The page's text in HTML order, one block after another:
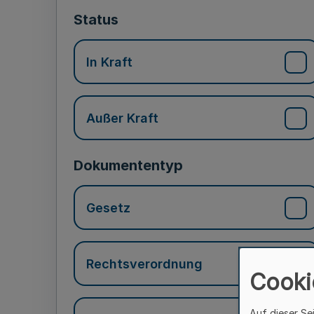
Status
In Kraft
Außer Kraft
Dokumententyp
Gesetz
Rechtsverordnung